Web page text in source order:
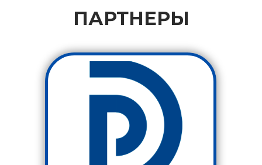
ПАРТНЕРЫ